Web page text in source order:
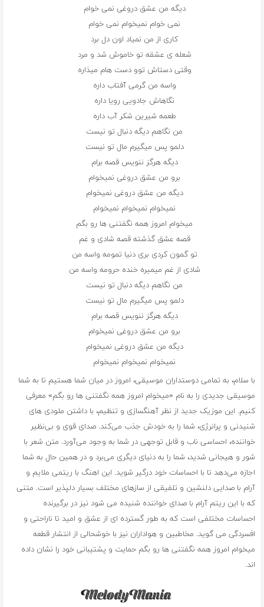
دیگه من عشق دروغی نمی خوام
نمی خوام نمیخوام نمی خوام
کاری از من نمیاد اون دل برد
شعله ی عشقه تو خاموش شد و مرد
وقتی دستاش توو دست هام میذاره
واسه من گرمی آفتاب داره
نگاهاش جادویی رویا داره
طعمه شیرین شکر آب داره
من نگاهم دیگه دنبال تو نیست
دلمو پس میگیرم مال تو نیست
دیگه هرگز ننویس قصه برام
برو من عشق دروغی نمیخوام
دیگه من عشق دروغی نمیخوام
نمیخوام نمیخوام نمیخوام
میخوام امروز همه نگفتنی ها رو بگم
قصه عشق گذشته قصه شادی و غم
تو گمون کردی بری دنیا تمومه واسه من
شادی از غم میمیره خنده حرومه واسه من
من نگاهم دیگه دنبال تو نیست
دلمو پس میگیرم مال تو نیست
دیگه هرگز ننویس قصه برام
برو من عشق دروغی نمیخوام
دیگه من عشق دروغی نمیخوام
نمیخوام نمیخوام نمیخوام
با سلام، به تمامی دوستداران موسیقی، امروز در میان شما هستیم تا به شما
موسیقی جدیدی را به نام «میخوام امروز همه نگفتنی ها رو بگم» معرفی
کنیم. این موزیک جدید از نظر آهنگسازی و تنظیم، با داشتن ملودی های
شنیدنی و پرانرژی، شما را به خودش جذب می‌کند. صدای قوی و بی‌نظیر
خواننده، احساسی ناب و قابل توجهی در شما به وجود می‌آورد. متن شعر با
شور و هیجانی شدید، شما را به دنیای دیگری می‌برد و در همین حال به شما
اجازه می‌دهد تا با احساسات خود درگیر شوید. این اهنگ با ریتمی ملایم و
آرام با صدایی دلنشین و تلفیقی از سازهای مختلف بسیار دلپذیر است. متنی
که با این ریتم آرام با صدای خواننده شنیده می شود نیز در برگیرنده
احساسات مختلفی است که به طور گسترده ای از عشق و امید تا ناراحتی و
افسردگی می گوید. مخاطبین و هواداران نیز با خوشحالی از انتشار قطعه
میخوام امروز همه نگفتنی ها رو بگم حمایت و پشتیبانی خود را نشان داده
اند.